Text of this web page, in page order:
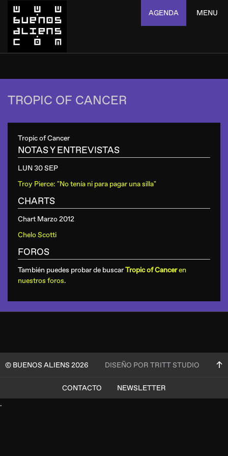
AGENDA MENU
TROPIC OF CANCER
Tropic of Cancer
NOTAS Y ENTREVISTAS
LUN 30 SEP
Troy Pierce: "No tenía ni para pagar una silla"
CHARTS
Chart Marzo 2012
Chelo Scotti
FOROS
También puedes probar de buscarTropic of Canceren
nuestros foros.
© BUENOS ALIENS 2026 DISEÑO POR TRITT STUDIO
CONTACTO
NEWSLETTER
.